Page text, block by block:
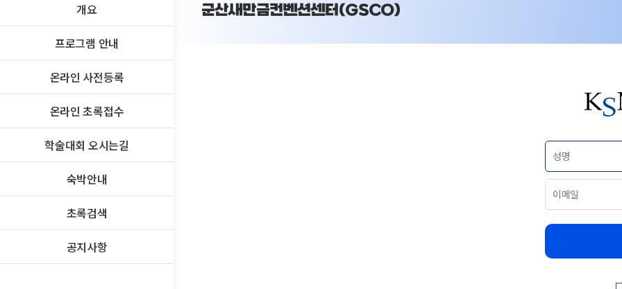
개요
프로그램 안내
온라인 사전등록
온라인 초록접수
학술대회 오시는길
숙박안내
초록검색
공지사항
군산새만금컨벤션센터(GSCO)
아이디 찾기 결과